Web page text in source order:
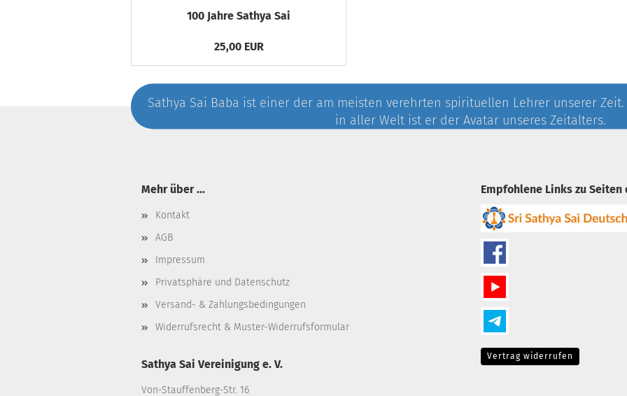
100 Jahre Sathya Sai
25,00 EUR
Sathya Sai Baba ist einer der am meisten verehrten spirituellen Lehrer unserer
in aller Welt ist er der Avatar unseres Zeitalters.
Mehr über ...
Kontakt
AGB
Impressum
Privatsphäre und Datenschutz
Versand- & Zahlungsbedingungen
Widerrufsrecht & Muster-Widerrufsformular
Empfohlene Links zu Seiten
Sathya Sai Vereinigung e. V.
Von-Stauffenberg-Str. 16
Vertrag widerrufen